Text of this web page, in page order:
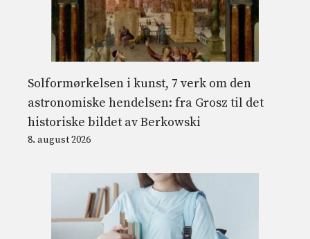
Solformørkelsen i kunst, 7 verk om den
astronomiske hendelsen: fra Grosz til det
historiske bildet av Berkowski
8. august 2026